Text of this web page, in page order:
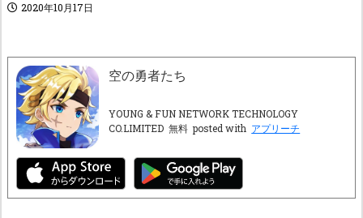
2020年10月17日
空の勇者たち
YOUNG & FUN NETWORK TECHNOLOGY
CO.LIMITED 無料 posted with アプリーチ